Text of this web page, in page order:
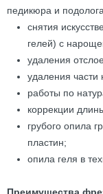
педикюра и
снятия
гелей) с
удаления
удаления части
работы по
коррекции
грубого опила
пластин;
опила геля в